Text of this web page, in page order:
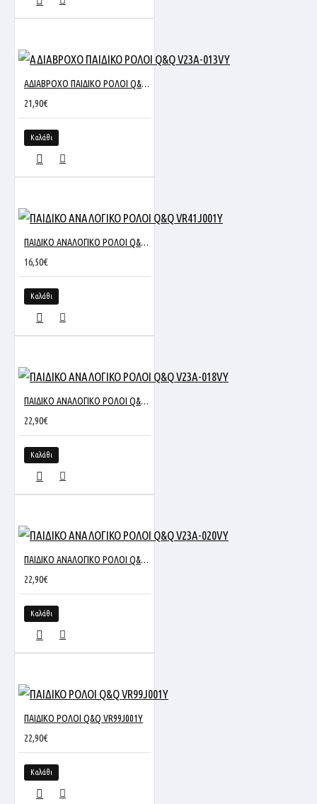
ΑΔΙΑΒΡΟΧΟ ΠΑΙΔΙΚΟ ΡΟΛΟΙ Q&Q V23A-013VY
21,90€
Καλάθι
ΠΑΙΔΙΚΟ ΑΝΑΛΟΓΙΚΟ ΡΟΛΟΙ Q&Q VR41J001Y
16,50€
Καλάθι
ΠΑΙΔΙΚΟ ΑΝΑΛΟΓΙΚΟ ΡΟΛΟΙ Q&Q V23A-018VY
22,90€
Καλάθι
ΠΑΙΔΙΚΟ ΑΝΑΛΟΓΙΚΟ ΡΟΛΟΙ Q&Q V23A-020VY
22,90€
Καλάθι
ΠΑΙΔΙΚΟ ΡΟΛΟΙ Q&Q VR99J001Y
22,90€
Καλάθι